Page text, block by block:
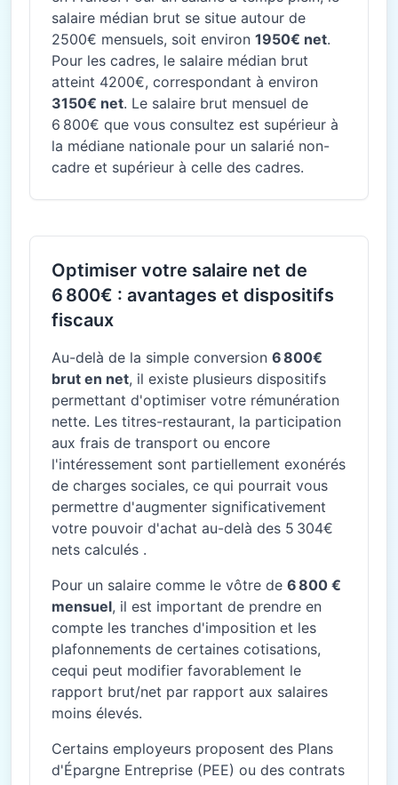
salaire médian brut se situe autour de
2500€ mensuels, soit environ 1950€ net.
Pour les cadres, le salaire médian brut
atteint 4200€, correspondant à environ
3150€ net. Le salaire brut mensuel de
6 800€ que vous consultez est supérieur à
la médiane nationale pour un salarié non-
cadre et supérieur à celle des cadres.
Optimiser votre salaire net de
6 800€ : avantages et dispositifs
fiscaux
Au-delà de la simple conversion 6 800€
brut en net, il existe plusieurs dispositifs
permettant d'optimiser votre rémunération
nette. Les titres-restaurant, la participation
aux frais de transport ou encore
l'intéressement sont partiellement exonérés
de charges sociales, ce qui pourrait vous
permettre d'augmenter significativement
votre pouvoir d'achat au-delà des 5 304€
nets calculés .
Pour un salaire comme le vôtre de 6 800 €
mensuel, il est important de prendre en
compte les tranches d'imposition et les
plafonnements de certaines cotisations,
cequi peut modifier favorablement le
rapport brut/net par rapport aux salaires
moins élevés.
Certains employeurs proposent des Plans
d'Épargne Entreprise (PEE) ou des contrats